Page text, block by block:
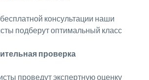
консультации наши
подберут оптимальный класс
проверка
проведут экспертную оценку